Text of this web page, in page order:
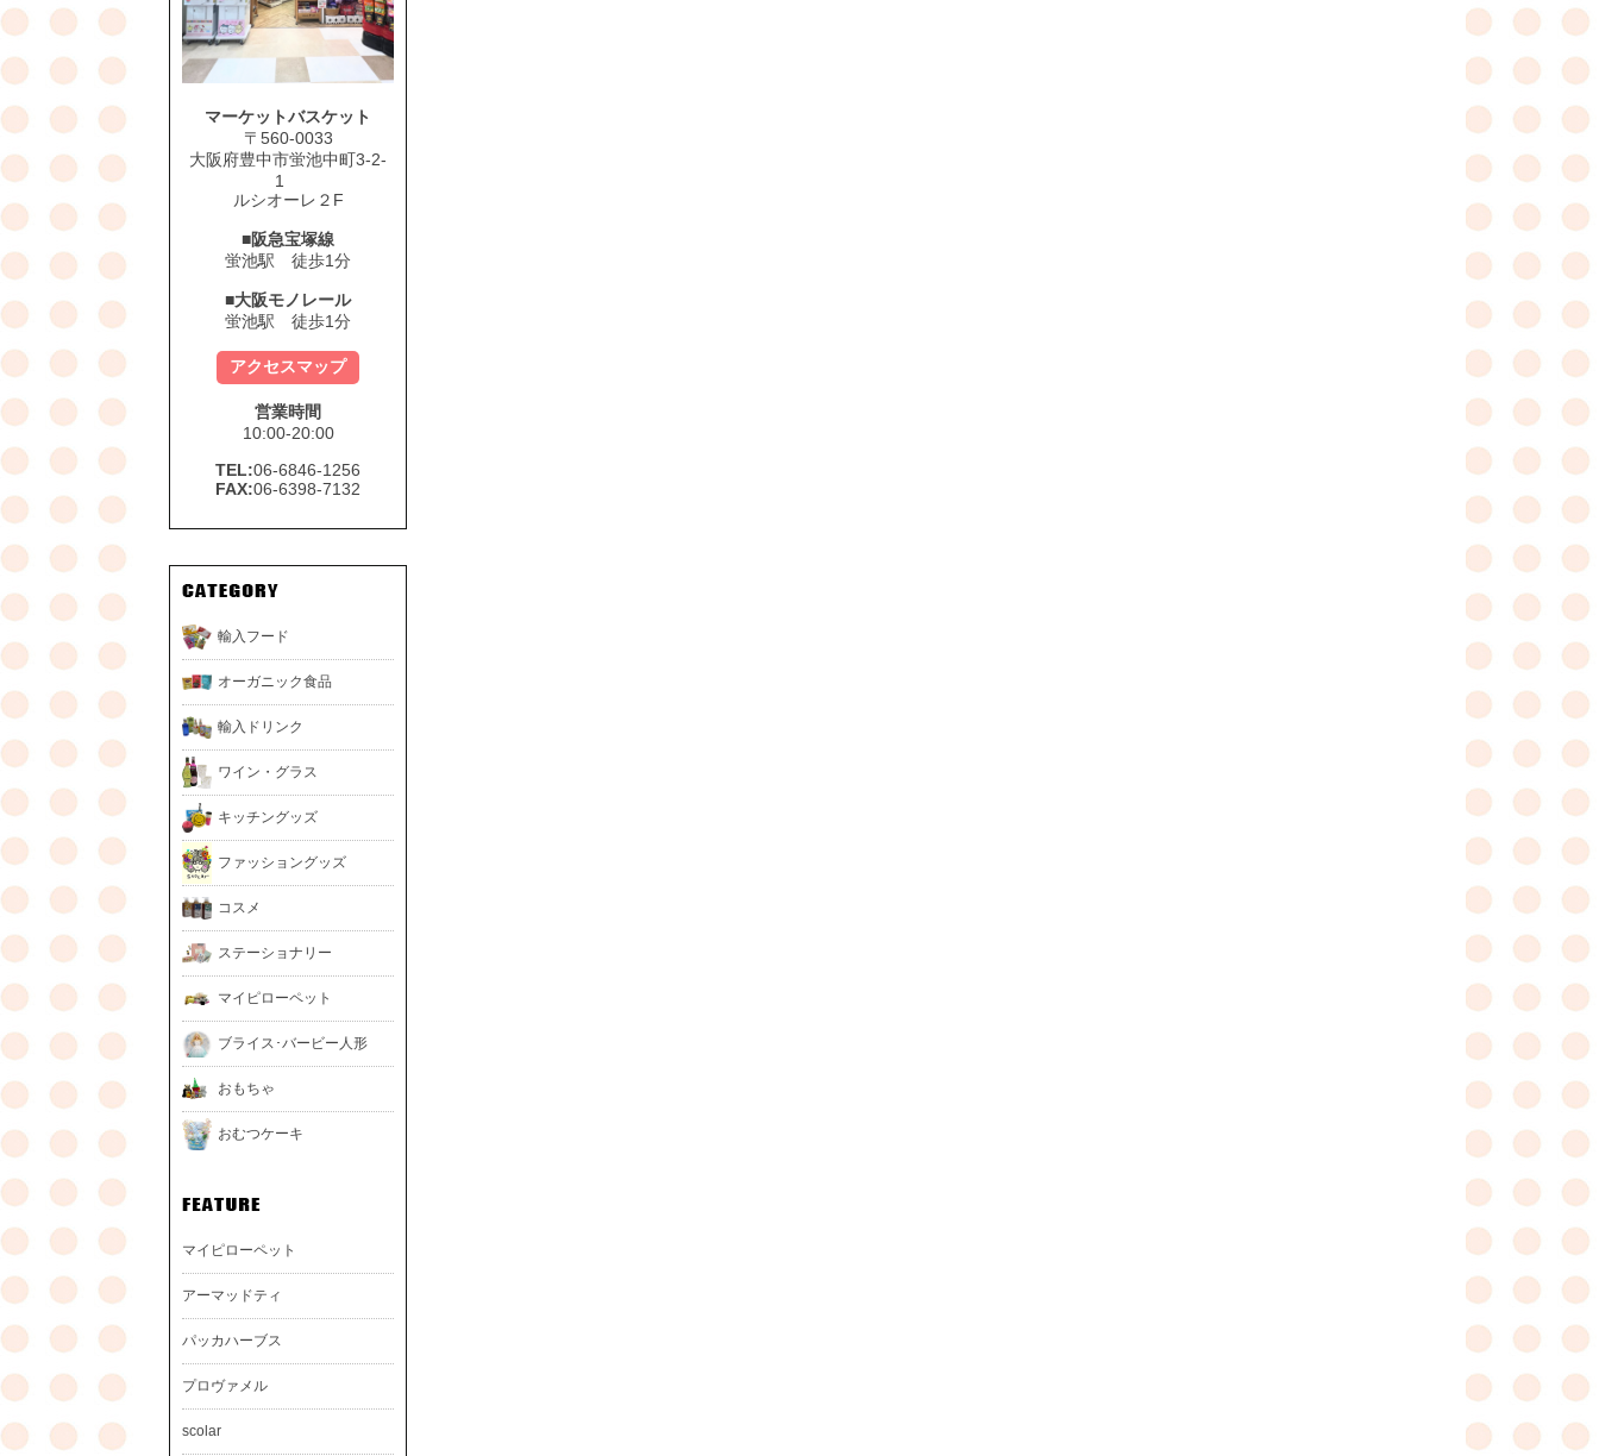
マーケットバスケット
〒560-0033
大阪府豊中市蛍池中町3-2-
1
ルシオーレ２F
■阪急宝塚線
蛍池駅 徒歩1分
■大阪モノレール
蛍池駅 徒歩1分
アクセスマップ
営業時間
10:00-20:00
TEL:06-6846-1256
FAX:06-6398-7132
輸入フード
オーガニック食品
輸入ドリンク
ワイン・グラス
キッチングッズ
ファッショングッズ
コスメ
ステーショナリー
マイピローペット
ブライス･バービー人形
おもちゃ
おむつケーキ
マイピローペット
アーマッドティ
パッカハーブス
プロヴァメル
scolar